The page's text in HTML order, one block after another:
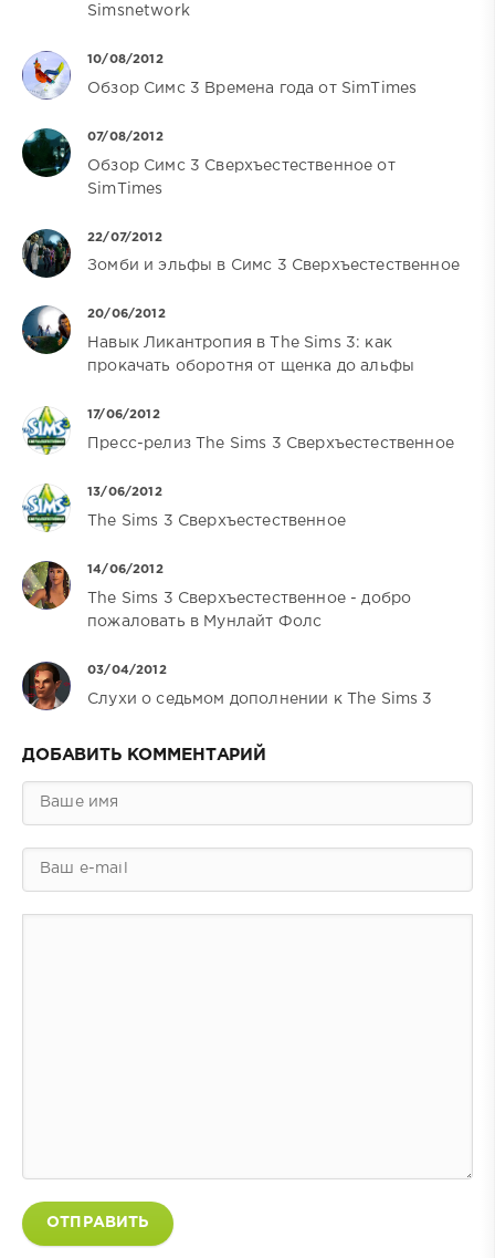
Simsnetwork
10/08/2012
Обзор Симс 3 Времена года от SimTimes
07/08/2012
Обзор Симс 3 Сверхъестественное от
SimTimes
22/07/2012
Зомби и эльфы в Симс 3 Сверхъестественное
20/06/2012
Навык Ликантропия в The Sims 3: как
прокачать оборотня от щенка до альфы
17/06/2012
Пресс-релиз The Sims 3 Сверхъестественное
13/06/2012
The Sims 3 Cверхъестественное
14/06/2012
The Sims 3 Сверхъестественное - добро
пожаловать в Мунлайт Фолс
03/04/2012
Слухи о седьмом дополнении к The Sims 3
ДОБАВИТЬ КОММЕНТАРИЙ
ОТПРАВИТЬ